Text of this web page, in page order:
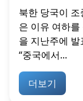
북한 당국이
은 이유 여하
을 지난주에
“중국에서...
더보기